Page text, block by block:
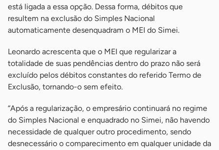
está ligada a essa opção. Dessa forma, débitos que
resultem na exclusão do Simples Nacional
automaticamente desenquadram o MEI do Simei.
Leonardo acrescenta que o MEI que regularizar a
totalidade de suas pendências dentro do prazo não será
excluído pelos débitos constantes do referido Termo de
Exclusão, tornando-o sem efeito.
“Após a regularização, o empresário continuará no regime
do Simples Nacional e enquadrado no Simei, não havendo
necessidade de qualquer outro procedimento, sendo
desnecessário o comparecimento em qualquer unidade da